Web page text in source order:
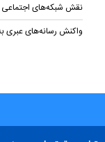
نقش شبکه‌های اجتماعی
واکنش رسانه‌های عبری